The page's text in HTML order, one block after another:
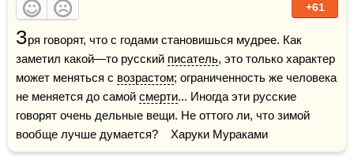
+61
Зря говорят, что с годами становишься мудрее. Как
заметил какой—то русский писатель, это только характер
может меняться с возрастом; ограниченность же человека
не меняется до самой смерти... Иногда эти русские
говорят очень дельные вещи. Не оттого ли, что зимой
вообще лучше думается?    Харуки Мураками